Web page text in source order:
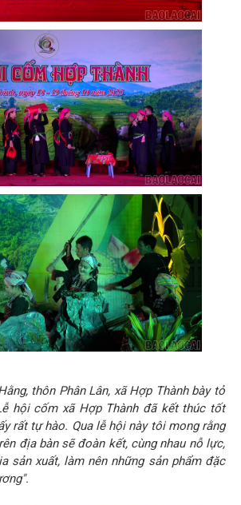
thôn Phân Lân, xã Hợp Thành bày tỏ
hội cốm xã Hợp Thành đã kết thúc tốt
rất tự hào. Qua lễ hội này tôi mong rằng
địa bàn sẽ đoàn kết, cùng nhau nỗ lực,
sản xuất, làm nên những sản phẩm đặc